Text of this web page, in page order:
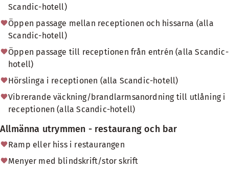
Scandic-hotell)
Öppen passage mellan receptionen och hissarna (alla
Scandic-hotell)
Öppen passage till receptionen från entrén (alla Scandic-
hotell)
Hörslinga i receptionen (alla Scandic-hotell)
Vibrerande väckning/brandlarmsanordning till utlåning i
receptionen (alla Scandic-hotell)
Allmänna utrymmen - restaurang och bar
Ramp eller hiss i restaurangen
Menyer med blindskrift/stor skrift